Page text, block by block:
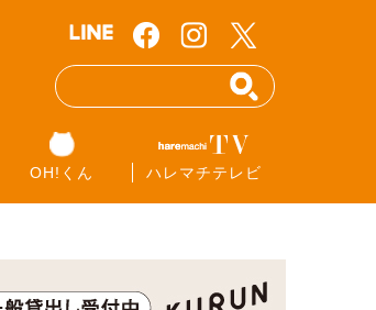
OH!くん ハレマチテレビ